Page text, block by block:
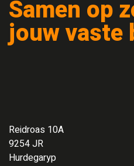
Samen op
jouw vaste
Reidroas 10A
9254 JR
Hurdegaryp